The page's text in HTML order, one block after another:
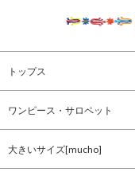
トップス
ワンピース・サロペット
大きいサイズ[mucho]